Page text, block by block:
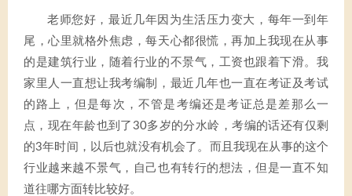
老师您好，最近几年因为生活压力变大，每年一到年
尾，心里就格外焦虑，每天心都很慌，再加上我现在从事
的是建筑行业，随着行业的不景气，工资也跟着下滑。我
家里人一直想让我考编制，最近几年也一直在考证及考试
的路上，但是每次，不管是考编还是考证总是差那么一
点，现在年龄也到了30多岁的分水岭，考编的话还有仅剩
的3年时间，以后也就没有机会了。而且我现在从事的这个
行业越来越不景气，自己也有转行的想法，但是一直不知
道往哪方面转比较好。